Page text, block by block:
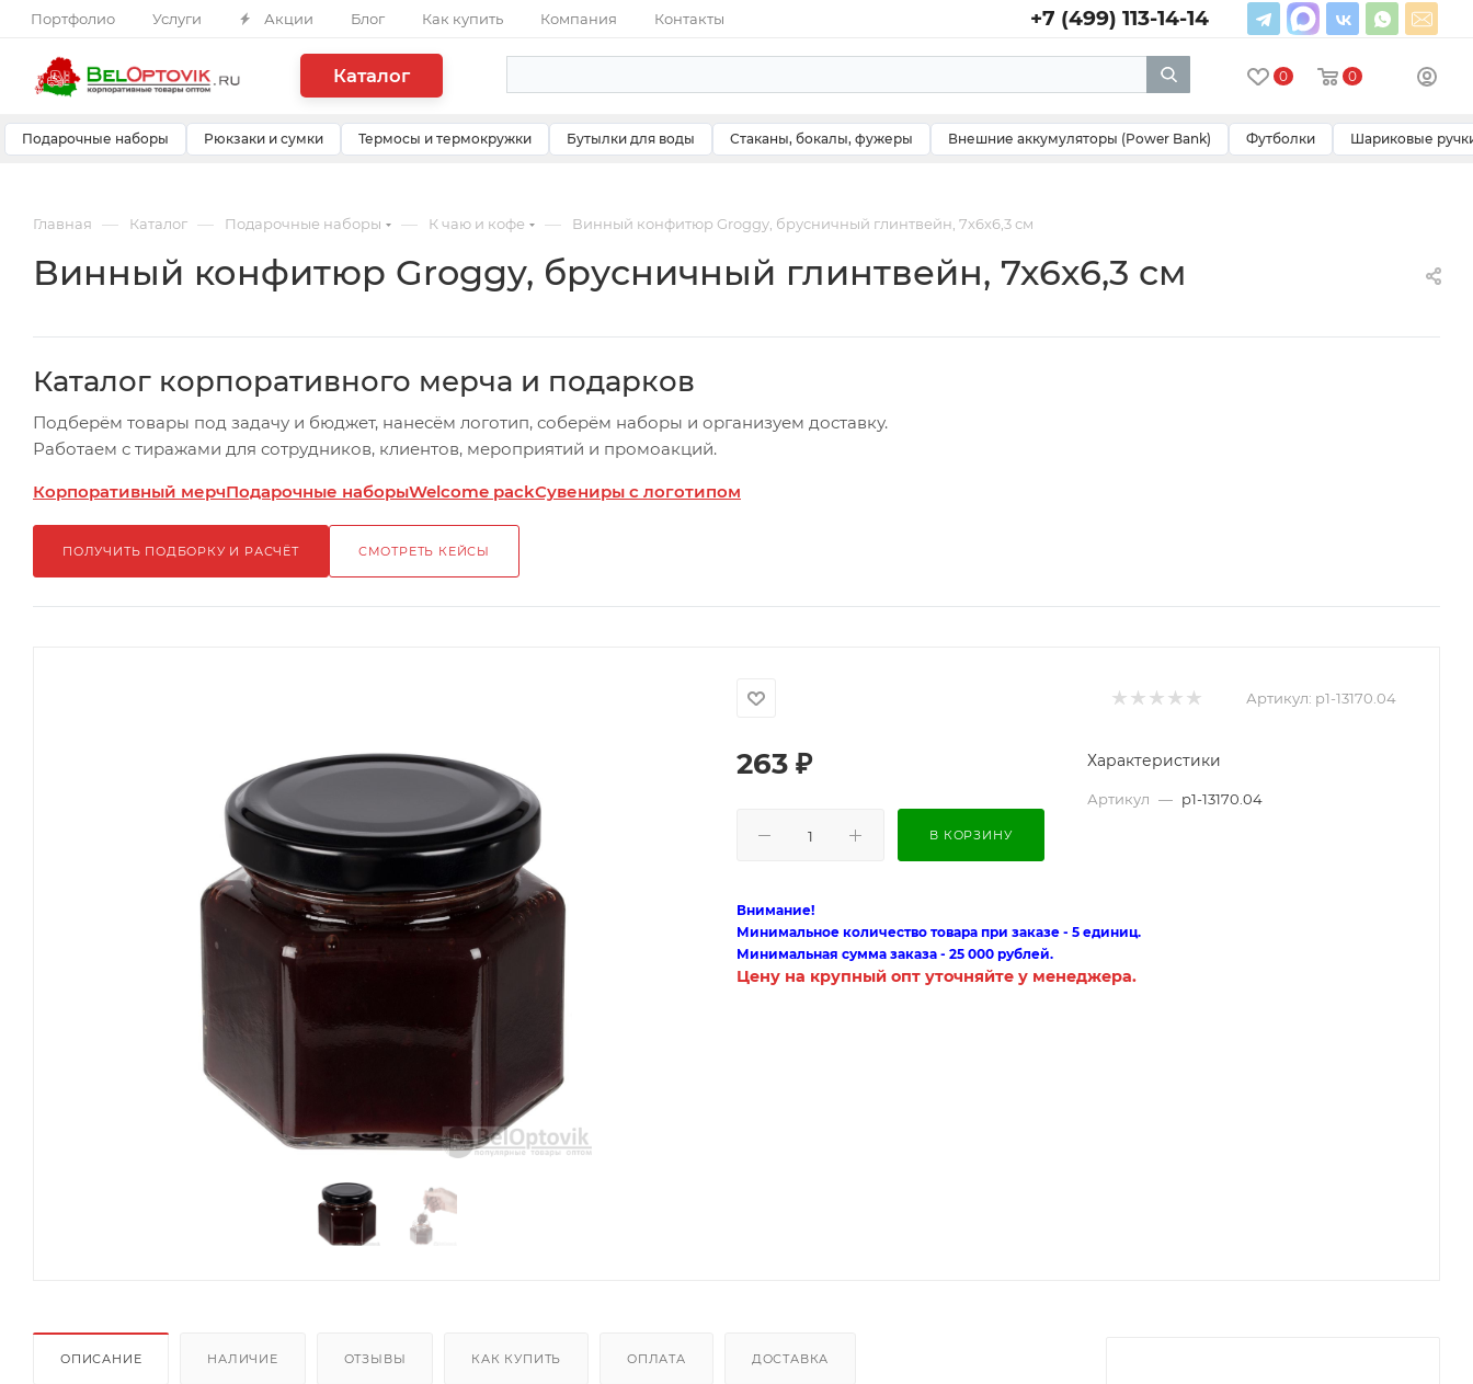
Портфолио Услуги Акции Блог Как купить Компания Контакты +7 (499) 113-14-14
Каталог 0 0
Подарочные наборы Рюкзаки и сумки Термосы и термокружки Бутылки для воды Стаканы, бокалы, фужеры Внешние аккумуляторы (Power Bank) Футболки Шариковые
Главная — Каталог — Подарочные наборы — К чаю и кофе — Винный конфитюр Groggy, брусничный глинтвейн, 7х6х6,3 см
Винный конфитюр Groggy, брусничный глинтвейн, 7х6х6,3 см
Каталог корпоративного мерча и подарков
Подберём товары под задачу и бюджет, нанесём логотип, соберём наборы и организуем доставку.
Работаем с тиражами для сотрудников, клиентов, мероприятий и промоакций.
Корпоративный мерчПодарочные наборыWelcome packСувениры с логотипом
ПОЛУЧИТЬ ПОДБОРКУ И РАСЧЁТ СМОТРЕТЬ КЕЙСЫ
Артикул: p1-13170.04
263 ₽
В КОРЗИНУ
Характеристики
Артикул — p1-13170.04
Внимание!
Минимальное количество товара при заказе - 5 единиц.
Минимальная сумма заказа - 25 000 рублей.
Цену на крупный опт уточняйте у менеджера.
ОПИСАНИЕ НАЛИЧИЕ ОТЗЫВЫ КАК КУПИТЬ ОПЛАТА ДОСТАВКА